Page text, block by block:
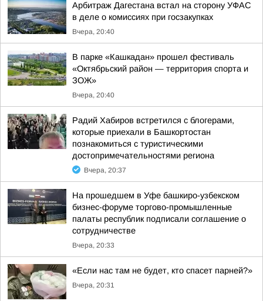
Арбитраж Дагестана встал на сторону УФАС
в деле о комиссиях при госзакупках
Вчера, 20:40
В парке «Кашкадан» прошел фестиваль
«Октябрьский район — территория спорта и
ЗОЖ»
Вчера, 20:40
Радий Хабиров встретился с блогерами,
которые приехали в Башкортостан
познакомиться с туристическими
достопримечательностями региона
Вчера, 20:37
На прошедшем в Уфе башкиро-узбекском
бизнес-форуме торгово-промышленные
палаты республик подписали соглашение о
сотрудничестве
Вчера, 20:33
«Если нас там не будет, кто спасет парней?»
Вчера, 20:31